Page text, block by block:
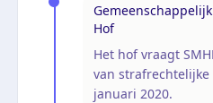
Gemeenschappelijk
Hof
Het hof vraagt
van
januari 2020.